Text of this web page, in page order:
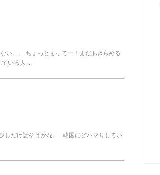
い。。 ちょっとまってー！まだあきらめる
いる人 ...
しだけ話そうかな。 韓国にどハマりしてい